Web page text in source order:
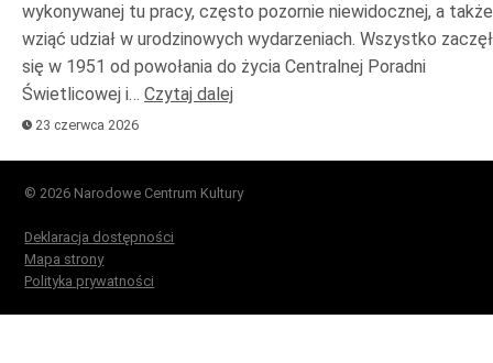
wykonywanej tu pracy, często pozornie niewidocznej, a także
wziąć udział w urodzinowych wydarzeniach. Wszystko
się w 1951 od powołania do życia Centralnej Poradni
Świetlicowej i… Czytaj dalej
23 czerwca 2026
© 2026 Narodowe Centrum Kultury
Deklaracja dostępności
Mapa strony
Polityka prywatności